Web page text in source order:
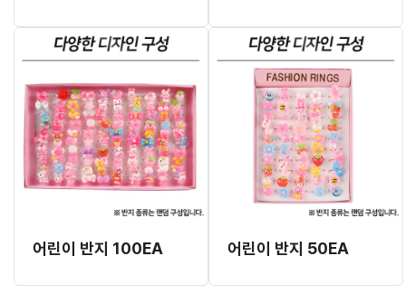
어린이 반지 100EA 어린이 반지 50EA